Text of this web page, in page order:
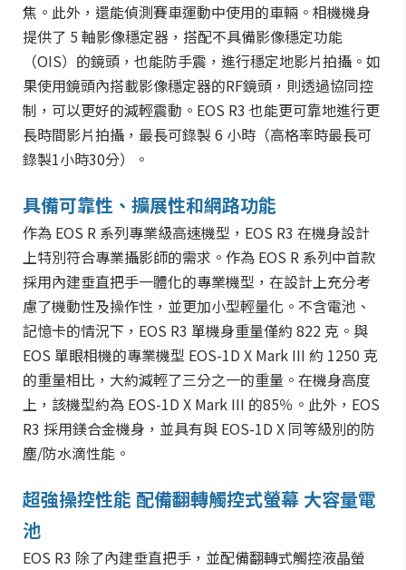
焦。此外，還能偵測賽車運動中使用的車輛。相機機身
提供了 5 軸影像穩定器，搭配不具備影像穩定功能
（OIS）的鏡頭，也能防手震，進行穩定地影片拍攝。如
果使用鏡頭內搭載影像穩定器的RF鏡頭，則透過協同控
制，可以更好的減輕震動。EOS R3 也能更可靠地進行更
長時間影片拍攝，最長可錄製 6 小時（高格率時最長可
錄製1小時30分）。
具備可靠性、擴展性和網路功能
作為 EOS R 系列專業級高速機型，EOS R3 在機身設計
上特別符合專業攝影師的需求。作為 EOS R 系列中首款
採用內建垂直把手一體化的專業機型，在設計上充分考
慮了機動性及操作性，並更加小型輕量化。不含電池、
記憶卡的情況下，EOS R3 單機身重量僅約 822 克。與
EOS 單眼相機的專業機型 EOS-1D X Mark III 約 1250 克
的重量相比，大約減輕了三分之一的重量。在機身高度
上，該機型約為 EOS-1D X Mark III 的85％。此外，EOS
R3 採用鎂合金機身，並具有與 EOS-1D X 同等級別的防
塵/防水滴性能。
超強操控性能 配備翻轉觸控式螢幕 大容量電
池
EOS R3 除了內建垂直把手，並配備翻轉式觸控液晶螢